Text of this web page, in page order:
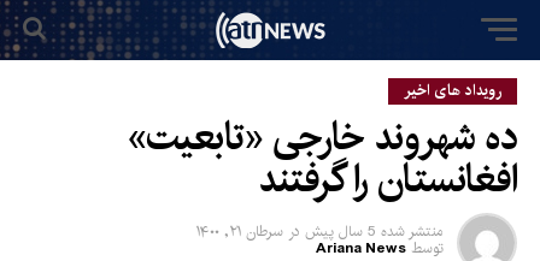
رویداد های اخیر
ده شهروند خارجی «تابعیت»
افغانستان را گرفتند
منتشر شده 5 سال پیش در سرطان ۲۱, ۱۴۰۰
توسط Ariana News